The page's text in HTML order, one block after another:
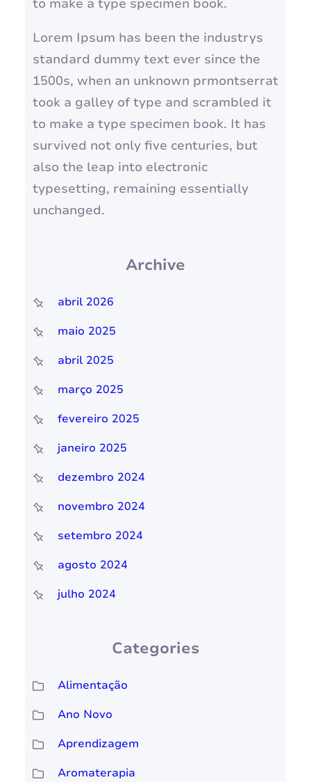
Lorem Ipsum has been the industrys
standard dummy text ever since the
1500s, when an unknown prmontserrat
took a galley of type and scrambled it
to make a type specimen book. It has
survived not only five centuries, but
also the leap into electronic
typesetting, remaining essentially
unchanged.
Archive
abril 2026
maio 2025
abril 2025
março 2025
fevereiro 2025
janeiro 2025
dezembro 2024
novembro 2024
setembro 2024
agosto 2024
julho 2024
Categories
Alimentação
Ano Novo
Aprendizagem
Aromaterapia